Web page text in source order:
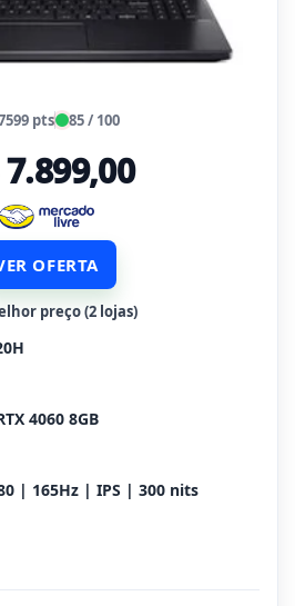
pts 85 / 100
7.899,00
OFERTA
preço (2 lojas)
4060 8GB
| 165Hz | IPS | 300 nits